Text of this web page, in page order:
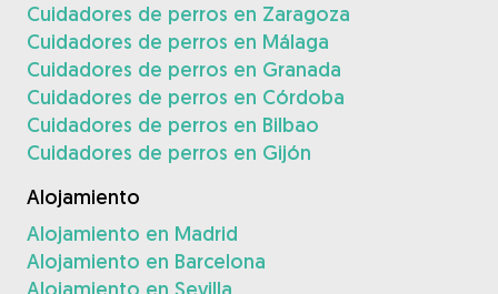
Cuidadores de perros en Zaragoza
Cuidadores de perros en Málaga
Cuidadores de perros en Granada
Cuidadores de perros en Córdoba
Cuidadores de perros en Bilbao
Cuidadores de perros en Gijón
Alojamiento
Alojamiento en Madrid
Alojamiento en Barcelona